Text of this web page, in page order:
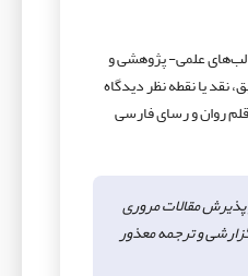
علمی- پژوهشی و
نقد یا نقطه نظر دیدگاه
روان و رسای فارسی
پذیرش مقالات مروری
و ترجمه معذور